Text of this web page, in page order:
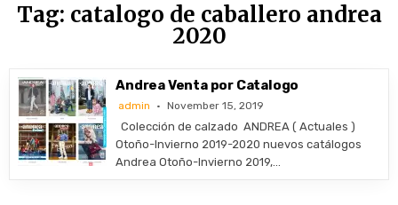
Tag: catalogo de caballero andrea
2020
Andrea Venta por Catalogo
admin November 15, 2019
Colección de calzado ANDREA ( Actuales )
Otoño-Invierno 2019-2020 nuevos catálogos
Andrea Otoño-Invierno 2019,…